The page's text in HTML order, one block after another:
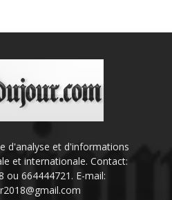
d'analyse et d'informations
et internationale. Contact:
ou 664444721. E-mail: